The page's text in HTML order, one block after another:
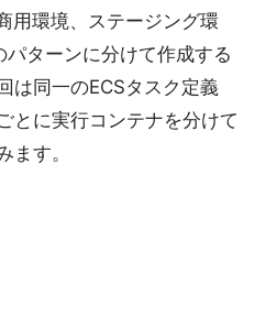
用環境、ステージング環
ターンに分けて作成する
は同一のECSタスク定義
とに実行コンテナを分けて
ます。